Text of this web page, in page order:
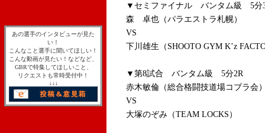
あの選手のインタビューが見た
い！
こんなこと選手に聞いてほしい！
こんな動画が見たい！などなど、
GBRで特集してほしいこと、
リクエストも常時受付中！
↓↓↓
▼セミファイナル バンタム級 5分
森 卓也（パラエストラ札幌）
VS
下川雄生（SHOOTO GYM K’z
▼第8試合 バンタム級 5分2R
赤木敏倫（総合格闘技道場コブラ会
VS
大塚のぞみ（TEAM LOCKS）